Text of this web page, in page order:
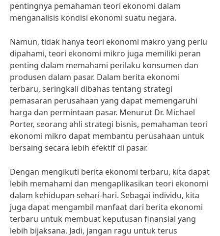
pentingnya pemahaman teori ekonomi dalam
menganalisis kondisi ekonomi suatu negara.
Namun, tidak hanya teori ekonomi makro yang perlu
dipahami, teori ekonomi mikro juga memiliki peran
penting dalam memahami perilaku konsumen dan
produsen dalam pasar. Dalam berita ekonomi
terbaru, seringkali dibahas tentang strategi
pemasaran perusahaan yang dapat memengaruhi
harga dan permintaan pasar. Menurut Dr. Michael
Porter, seorang ahli strategi bisnis, pemahaman teori
ekonomi mikro dapat membantu perusahaan untuk
bersaing secara lebih efektif di pasar.
Dengan mengikuti berita ekonomi terbaru, kita dapat
lebih memahami dan mengaplikasikan teori ekonomi
dalam kehidupan sehari-hari. Sebagai individu, kita
juga dapat mengambil manfaat dari berita ekonomi
terbaru untuk membuat keputusan finansial yang
lebih bijaksana. Jadi, jangan ragu untuk terus